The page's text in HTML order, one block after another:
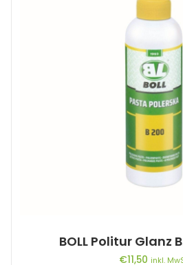
BOLL Politur Glanz
€11,50 inkl.